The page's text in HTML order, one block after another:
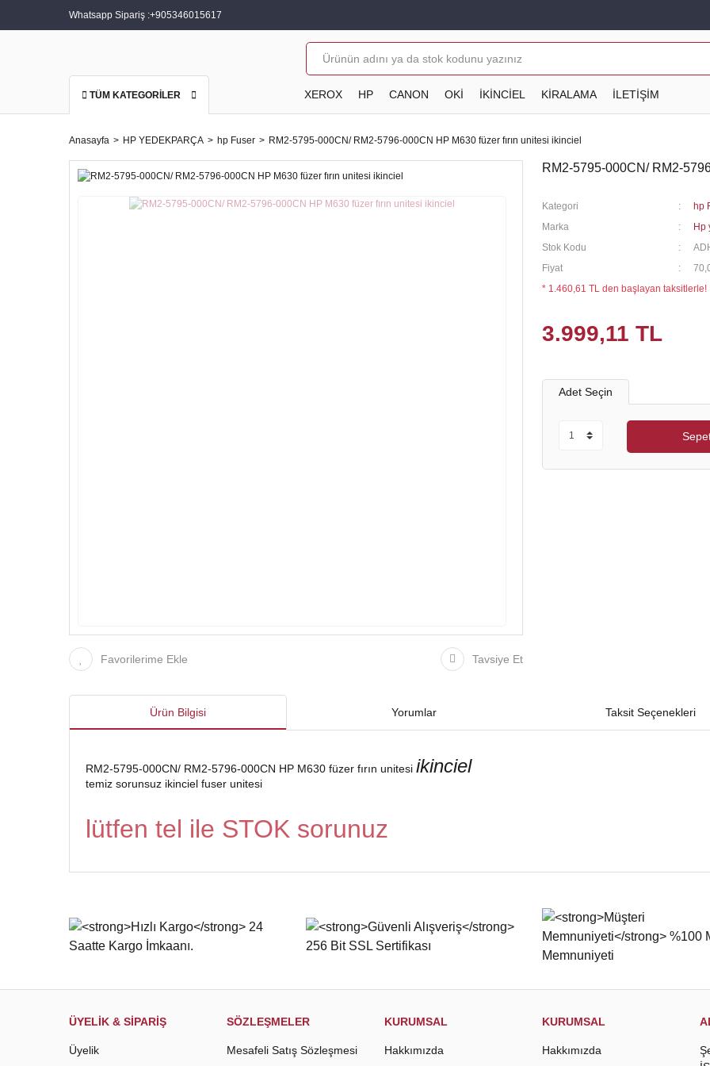
Whatsapp Sipariş :+905346015617
TÜM KATEGORİLER XEROX HP CANON OKİ İKİNCİEL KİRALAMA İLETİŞİM
Anasayfa HP YEDEKPARÇA hp Fuser RM2-5795-000CN/ RM2-5796-000CN HP M630 füzer fırın unitesi ikinciel
Favorilerime Ekle Tavsiye Et
RM2-5795-000CN/ RM2-
Kategori
hp
Marka
Hp
Stok Kodu
Fiyat
* 1.460,61 TL den başlayan taksitlerle!
3.999,11 TL
Adet Seçin
Ürün Bilgisi Yorumlar Taksit Seçenekleri
RM2-5795-000CN/ RM2-5796-000CN HP M630 füzer fırın unitesi ikinciel
temiz sorunsuz ikinciel fuser unitesi
lütfen tel ile STOK sorunuz
Bu ürünün fiyat bilgisi, resim, ürün açıklamalarında ve diğer konularda yetersiz gördüğünüz noktaları öneri formunu kullanarak
Ürün resmi kalitesiz, bozuk veya görüntülenemiyor.
Ürün açıklamasında eksik bilgiler bulunuyor.
Bu ürüne benzer farklı alternatifler olmalı.
ÜYELİK & SİPARİŞ
Üyelik
SÖZLEŞMELER
Mesafeli Satış Sözleşmesi
KURUMSAL
Hakkımızda
KURUMSAL
Hakkımızda